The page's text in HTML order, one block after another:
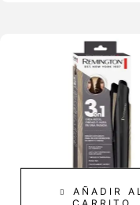
AÑADIR AL
CARRITO